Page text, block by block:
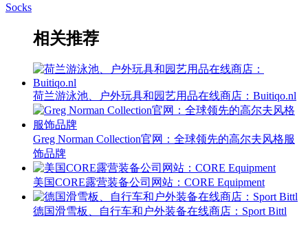
Socks
相关推荐
荷兰游泳池、户外玩具和园艺用品在线商店：Buitiqo.nl
Greg Norman Collection官网：全球领先的高尔夫风格服
饰品牌
美国CORE露营装备公司网站：CORE Equipment
德国滑雪板、自行车和户外装备在线商店：Sport Bittl